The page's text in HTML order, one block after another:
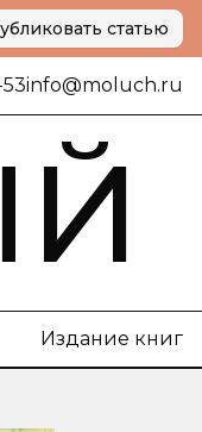
статью
info@moluch.ru
Издание книг